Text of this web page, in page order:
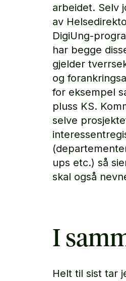
arbeidet. Selv
av
DigiUng-
har begge
gjelder
og
for eksempel
pluss KS.
selve
ups etc.) så
skal også
I
Helt til sist tar